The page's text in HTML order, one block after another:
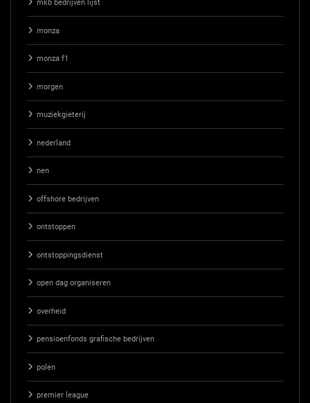
mkb bedrijven lijst
monza
monza f1
morgen
muziekgieterij
nederland
nen
offshore bedrijven
ontstoppen
ontstoppingsdienst
open dag organiseren
overheid
pensioenfonds grafische bedrijven
polen
premier league